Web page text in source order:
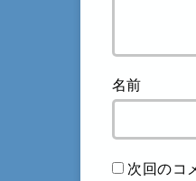
名前
次回のコ